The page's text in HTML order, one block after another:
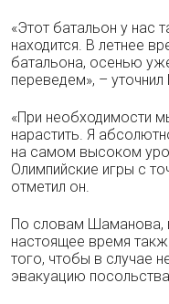
«Этот батальон у нас
находится. В летнее
батальона, осенью
переведем», –
«При необходимости
нарастить. Я
на самом высоком
Олимпийские игры с
отметил он.
По словам Шаманова,
настоящее время
того, чтобы в случае
эвакуацию